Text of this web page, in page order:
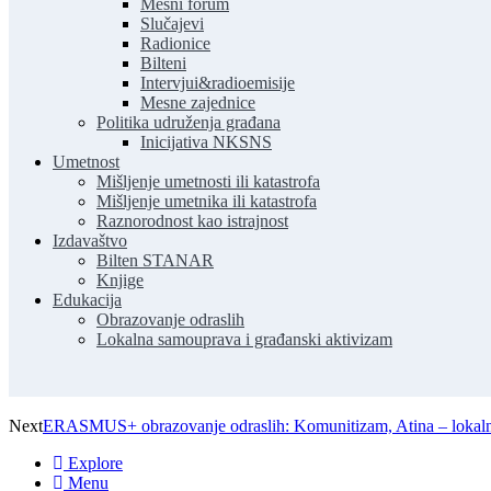
Mesni forum
Slučajevi
Radionice
Bilteni
Intervjui&radioemisije
Mesne zajednice
Politika udruženja građana
Inicijativa NKSNS
Umetnost
Mišljenje umetnosti ili katastrofa
Mišljenje umetnika ili katastrofa
Raznorodnost kao istrajnost
Izdavaštvo
Bilten STANAR
Knjige
Edukacija
Obrazovanje odraslih
Lokalna samouprava i građanski aktivizam
NextERASMUS+ obrazovanje odraslih: Komunitizam, Atina –
Explore
Menu